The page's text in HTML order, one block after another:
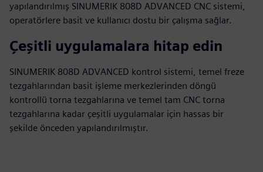
yapılandırılmış SINUMERIK 808D ADVANCED CNC sistemi,
operatörlere basit ve kullanıcı dostu bir çalışma sağlar.
Çeşitli uygulamalara hitap edin
SINUMERIK 808D ADVANCED kontrol sistemi, temel freze
tezgahlarından basit işleme merkezlerinden döngü
kontrollü torna tezgahlarına ve temel tam CNC torna
tezgahlarına kadar çeşitli uygulamalar için hassas bir
şekilde önceden yapılandırılmıştır.